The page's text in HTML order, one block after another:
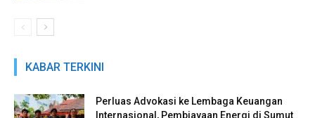
KABAR TERKINI
Perluas Advokasi ke Lembaga Keuangan
Internasional, Pembiayaan Energi di Sumut